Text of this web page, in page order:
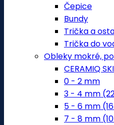
Čepice
Bundy
Trička a
Trička do
Obleky mokré,
CERAMIQ
0 - 2 mm
3 - 4 mm
5 - 6 mm
7 - 8 mm